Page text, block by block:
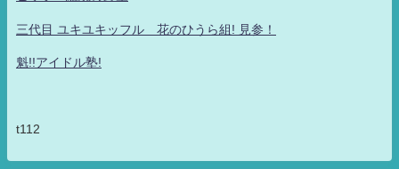
三代目 ユキユキッフル 花のひうら組! 見参！
魁!!アイドル塾!
t112